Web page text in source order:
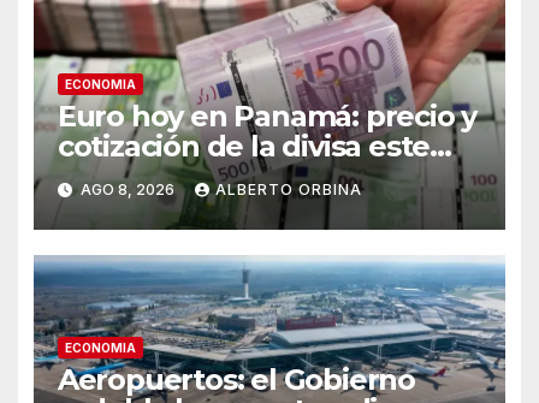
ECONOMIA
Euro hoy en Panamá: precio y
cotización de la divisa este
sábado 8 de agosto de 2026
AGO 8, 2026 ALBERTO ORBINA
ECONOMIA
Aeropuertos: el Gobierno